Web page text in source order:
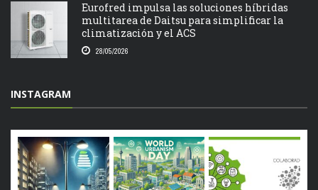
Eurofred impulsa las soluciones híbridas
multitarea de Daitsu para simplificar la
climatización y el ACS
28/05/2026
INSTAGRAM